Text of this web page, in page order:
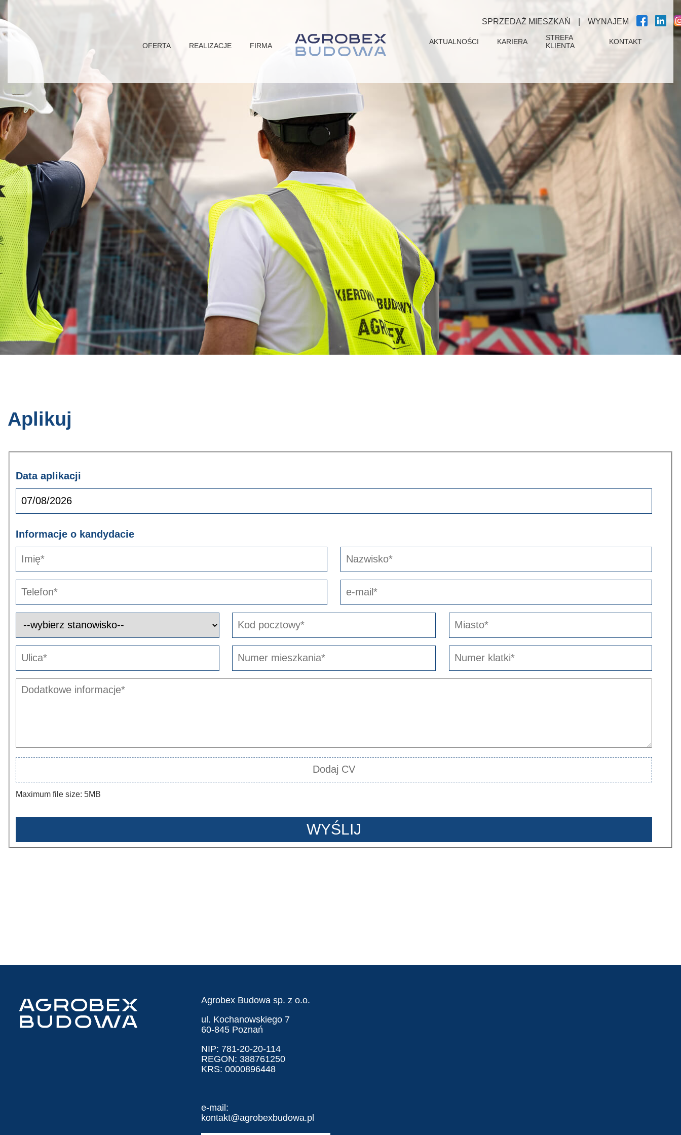
OFERTA REALIZACJE FIRMA AKTUALNOŚCI KARIERA
STREFA
KLIENTA
KONTAKT
SPRZEDAŻ MIESZKAŃ WYNAJEM
Aplikuj
Data aplikacji
Informacje o kandydacie
Dodaj CV
Maximum file size: 5MB
WYŚLIJ
Agrobex Budowa sp. z o.o.
ul. Kochanowskiego 7
60-845 Poznań
NIP: 781-20-20-114
REGON: 388761250
KRS: 0000896448
e-mail:
kontakt@agrobexbudowa.pl